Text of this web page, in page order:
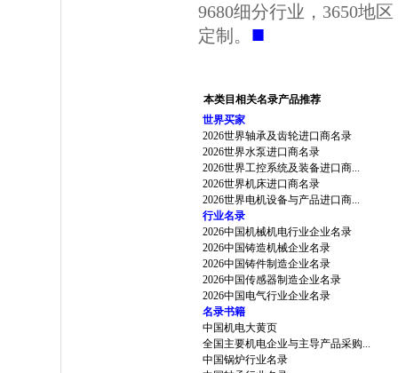
9680细分行业，3650地
定制。 ■
本类目相关名录产品推荐
世界买家
2026世界轴承及齿轮进口商名录
2026世界水泵进口商名录
2026世界工控系统及装备进口商...
2026世界机床进口商名录
2026世界电机设备与产品进口商...
行业名录
2026中国机械机电行业企业名录
2026中国铸造机械企业名录
2026中国铸件制造企业名录
2026中国传感器制造企业名录
2026中国电气行业企业名录
名录书籍
中国机电大黄页
全国主要机电企业与主导产品采购...
中国锅炉行业名录